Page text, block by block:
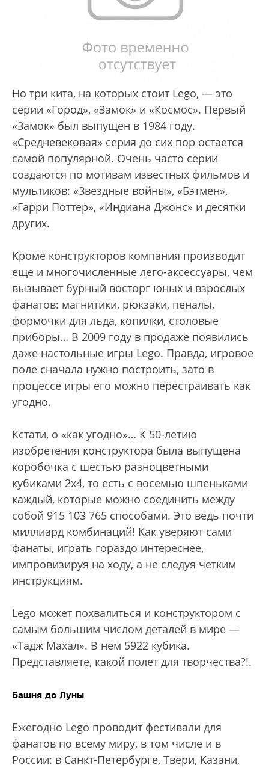
Но три кита, на которых стоит Lego, — это
серии «Город», «Замок» и «Космос». Первый
«Замок» был выпущен в 1984 году.
«Средневековая» серия до сих пор остается
самой популярной. Очень часто серии
создаются по мотивам известных фильмов и
мультиков: «Звездные войны», «Бэтмен»,
«Гарри Поттер», «Индиана Джонс» и десятки
других.
Кроме конструкторов компания производит
еще и многочисленные лего-аксессуары, чем
вызывает бурный восторг юных и взрослых
фанатов: магнитики, рюкзаки, пеналы,
формочки для льда, копилки, столовые
приборы… В 2009 году в продаже появились
даже настольные игры Lego. Правда, игровое
поле сначала нужно построить, зато в
процессе игры его можно перестраивать как
угодно.
Кстати, о «как угодно»… К 50-летию
изобретения конструктора была выпущена
коробочка с шестью разноцветными
кубиками 2х4, то есть с восемью шпеньками
каждый, которые можно соединить между
собой 915 103 765 способами. Это ведь почти
миллиард комбинаций! Как уверяют сами
фанаты, играть гораздо интереснее,
импровизируя на ходу, а не следуя четким
инструкциям.
Lego может похвалиться и конструктором с
самым большим числом деталей в мире —
«Тадж Махал». В нем 5922 кубика.
Представляете, какой полет для творчества?!.
Башня до Луны
Ежегодно Lego проводит фестивали для
фанатов по всему миру, в том числе и в
России: в Санкт-Петербурге, Твери, Казани,